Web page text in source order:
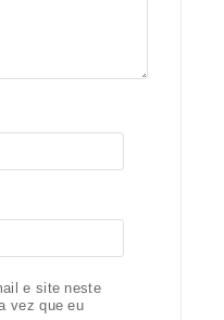
e site neste
vez que eu